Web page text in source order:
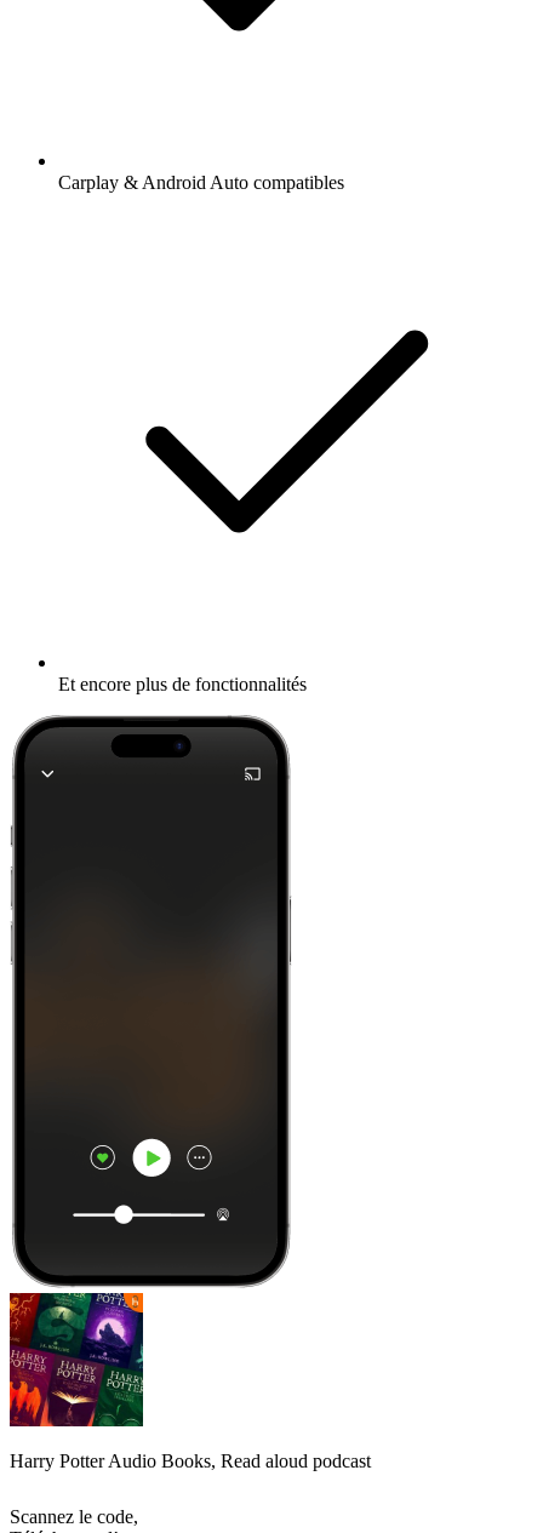
Carplay & Android Auto compatibles
Et encore plus de fonctionnalités
Harry Potter Audio Books, Read aloud podcast
Scannez le code,